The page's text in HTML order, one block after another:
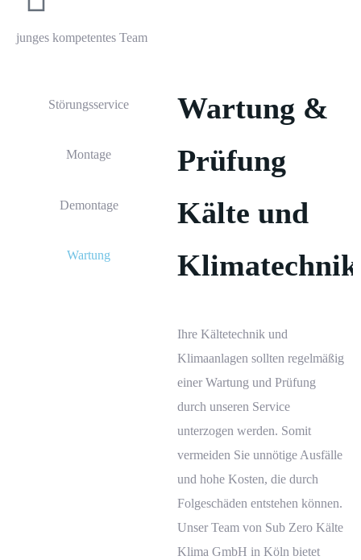
junges kompetentes Team
Störungsservice
Montage
Demontage
Wartung
Wartung &
Prüfung
Kälte und
Klimatechnik
Ihre Kältetechnik und
Klimaanlagen sollten regelmäßig
einer Wartung und Prüfung
durch unseren Service
unterzogen werden. Somit
vermeiden Sie unnötige Ausfälle
und hohe Kosten, die durch
Folgeschäden entstehen können.
Unser Team von Sub Zero Kälte
Klima GmbH in Köln bietet